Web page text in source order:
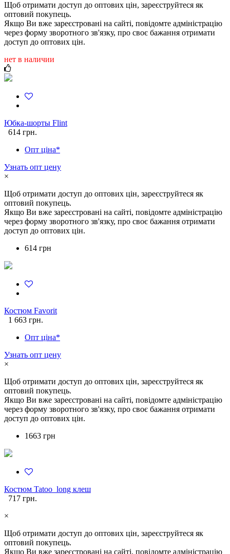
Щоб отримати доступ до оптових цін, зареєструйтеся як
оптовий покупець.
Якщо Ви вже зареєстровані на сайті, повідомте адміністрацію
через форму зворотного зв'язку, про своє бажання отримати
доступ до оптових цін.
нет в наличии
Юбка-шорты Flint
614 грн.
Опт ціна*
Узнать опт цену
×
Щоб отримати доступ до оптових цін, зареєструйтеся як
оптовий покупець.
Якщо Ви вже зареєстровані на сайті, повідомте адміністрацію
через форму зворотного зв'язку, про своє бажання отримати
доступ до оптових цін.
614 грн
Костюм Favorit
1 663 грн.
Опт ціна*
Узнать опт цену
×
Щоб отримати доступ до оптових цін, зареєструйтеся як
оптовий покупець.
Якщо Ви вже зареєстровані на сайті, повідомте адміністрацію
через форму зворотного зв'язку, про своє бажання отримати
доступ до оптових цін.
1663 грн
Костюм Tatoo_long клеш
717 грн.
×
Щоб отримати доступ до оптових цін, зареєструйтеся як
оптовий покупець.
Якщо Ви вже зареєстровані на сайті, повідомте адміністрацію